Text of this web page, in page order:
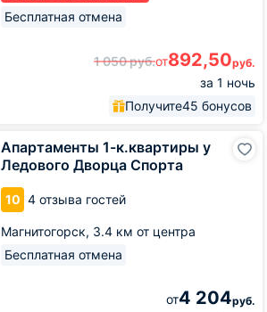
Бесплатная отмена
1 050руб.от892,50руб.
за 1 ночь
Получите45 бонусов
Апартаменты 1-к.квартиры у
Ледового Дворца Спорта
10 4 отзыва гостей
Магнитогорск, 3.4 км от центра
Бесплатная отмена
от4 204руб.